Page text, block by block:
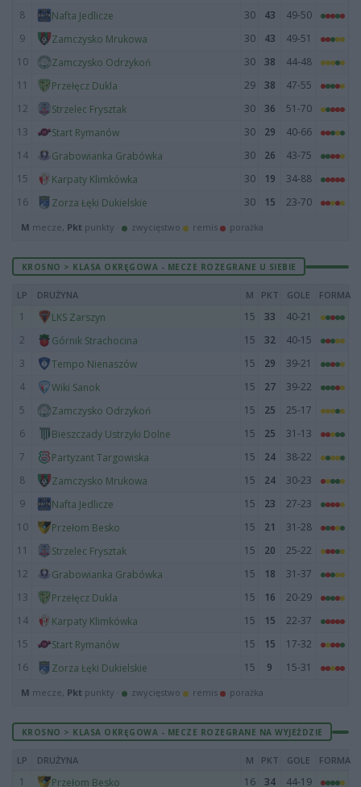
8
Nafta Jedlicze 30 43
49-50
9
Zamczysko Mrukowa 30 43
49-51
10
Zamczysko Odrzykoń 30 38
44-48
11
Przełęcz Dukla 29 38
47-55
12
Strzelec Frysztak 30 36
51-70
13
Start Rymanów 30 29
40-66
14
Grabowianka Grabówka 30 26
43-75
15
Karpaty Klimkówka 30 19
34-88
16
Zorza Łęki Dukielskie 30 15 23-70
M mecze, Pkt punkty · zwycięstwo remis porażka
KROSNO > KLASA OKRĘGOWA - MECZE ROZEGRANE U SIEBIE
LP DRUŻYNA M PKT GOLE FORMA
1 LKS Zarszyn 15 33
40-21
2
Górnik Strachocina 15 32
40-15
3
Tempo Nienaszów 15 29
39-21
4
Wiki Sanok 15 27
39-22
5
Zamczysko Odrzykoń 15 25
25-17
6
Bieszczady Ustrzyki Dolne 15 25
31-13
7
Partyzant Targowiska 15 24
38-22
8
Zamczysko Mrukowa 15 24
30-23
9
Nafta Jedlicze 15 23
27-23
10
Przełom Besko 15 21
31-28
11
Strzelec Frysztak 15 20
25-22
12
Grabowianka Grabówka 15 18
31-37
13
Przełęcz Dukla 15 16
20-29
14
Karpaty Klimkówka 15 15
22-37
15
Start Rymanów 15 15
17-32
16
Zorza Łęki Dukielskie 15 9 15-31
M mecze, Pkt punkty · zwycięstwo remis porażka
KROSNO > KLASA OKRĘGOWA - MECZE ROZEGRANE NA WYJEŹDZIE
LP DRUŻYNA M PKT GOLE FORMA
1 Przełom Besko 16 34 44-19